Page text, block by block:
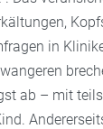
in
ab – mit